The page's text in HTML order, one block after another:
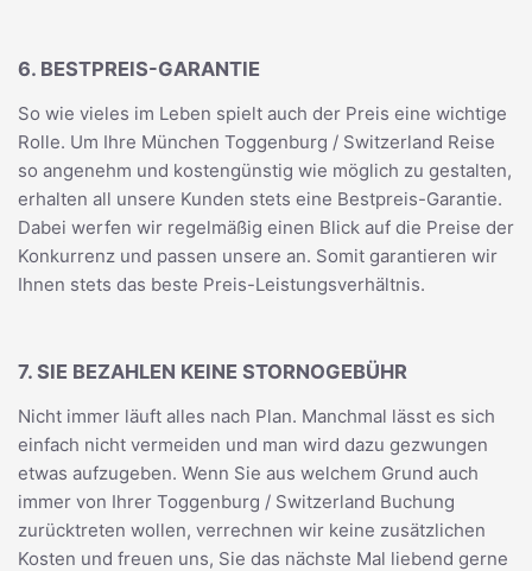
6. BESTPREIS-GARANTIE
So wie vieles im Leben spielt auch der Preis eine wichtige
Rolle. Um Ihre München Toggenburg / Switzerland Reise
so angenehm und kostengünstig wie möglich zu gestalten,
erhalten all unsere Kunden stets eine Bestpreis-Garantie.
Dabei werfen wir regelmäßig einen Blick auf die Preise der
Konkurrenz und passen unsere an. Somit garantieren wir
Ihnen stets das beste Preis-Leistungsverhältnis.
7. SIE BEZAHLEN KEINE STORNOGEBÜHR
Nicht immer läuft alles nach Plan. Manchmal lässt es sich
einfach nicht vermeiden und man wird dazu gezwungen
etwas aufzugeben. Wenn Sie aus welchem Grund auch
immer von Ihrer Toggenburg / Switzerland Buchung
zurücktreten wollen, verrechnen wir keine zusätzlichen
Kosten und freuen uns, Sie das nächste Mal liebend gerne